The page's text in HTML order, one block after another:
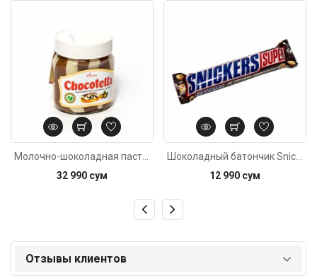
32 990 сум
12 990 сум
Отзывы клиентов